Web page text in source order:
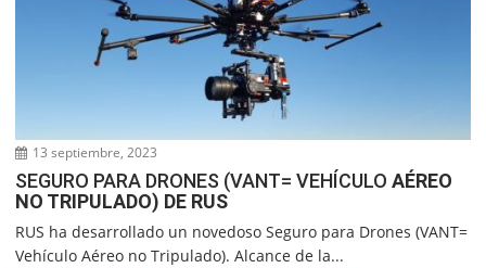
13 septiembre, 2023
SEGURO PARA DRONES (VANT= VEHÍCULOAÉREO
NO TRIPULADO) DE RUS
RUS ha desarrollado un novedoso Seguro para Drones (VANT=
Vehículo Aéreo no Tripulado). Alcance de la...